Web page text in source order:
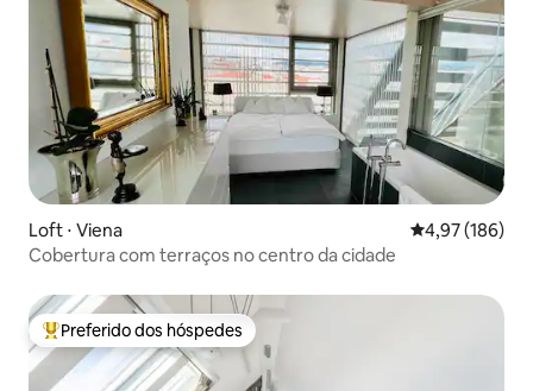
Loft ⋅ Viena 4,97 de uma
4,97 (186)
Cobertura com terraços no centro da cidade
Entre os melhores preferidos dos hóspedes
Preferido dos hóspedes